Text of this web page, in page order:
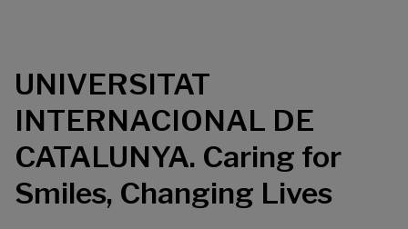
UNIVERSITAT
INTERNACIONAL DE
CATALUNYA. Caring for
Smiles, Changing Lives